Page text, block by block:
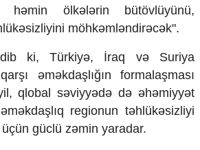
həmin ölkələrin bütövlüyünü,
möhkəmləndirəcək".
ki, Türkiyə, İraq və Suriya
əməkdaşlığın formalaşması
qlobal səviyyədə də əhəmiyyət
regionun təhlükəsizliyi
güclü zəmin yaradar.